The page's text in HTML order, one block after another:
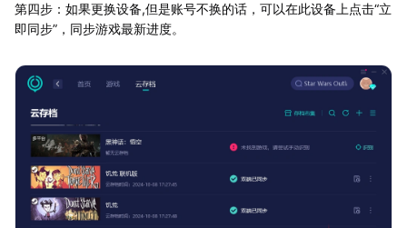
第四步：如果更换设备,但是账号不换的话，可以在此设备上点击“立
即同步”，同步游戏最新进度。